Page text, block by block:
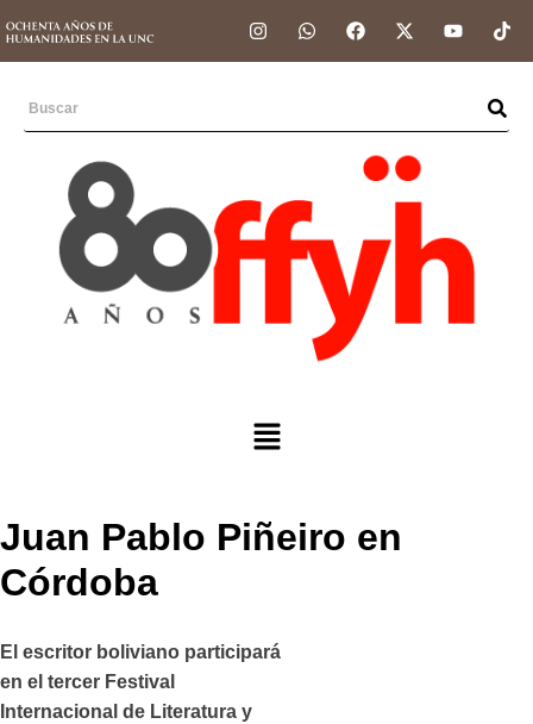
Juan Pablo Piñeiro en
Córdoba
El escritor boliviano participará
en el tercer Festival
Internacional de Literatura y